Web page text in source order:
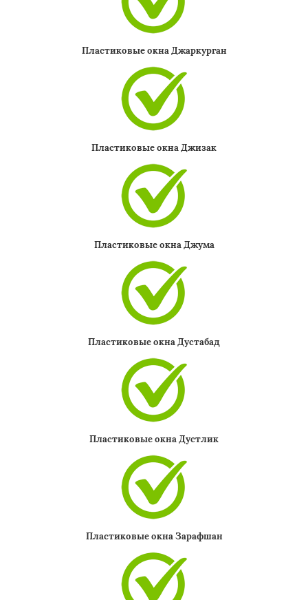
Пластиковые окна Джаркурган
Пластиковые окна Джизак
Пластиковые окна Джума
Пластиковые окна Дустабад
Пластиковые окна Дустлик
Пластиковые окна Зарафшан